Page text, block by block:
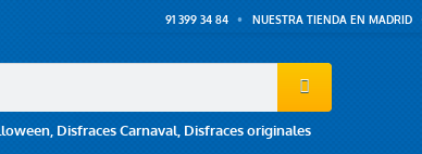
91 399 34 84 NUESTRA TIENDA EN MADRID
, Disfraces Carnaval, Disfraces originales